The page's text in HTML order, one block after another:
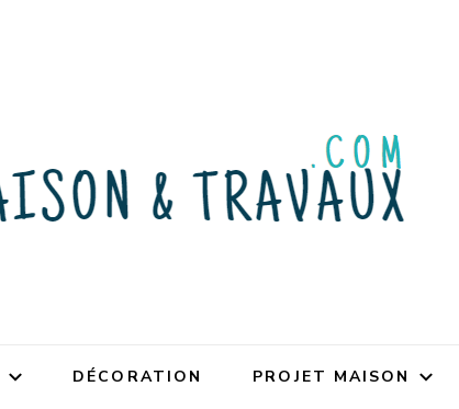
DÉCORATION PROJET MAISON